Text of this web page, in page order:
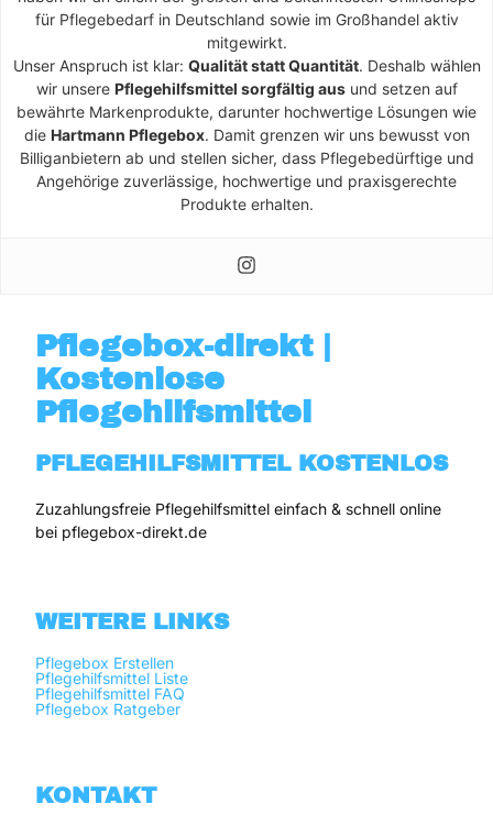
für Pflegebedarf in Deutschland sowie im Großhandel aktiv
mitgewirkt.
Unser Anspruch ist klar: Qualität statt Quantität. Deshalb wählen
wir unsere Pflegehilfsmittel sorgfältig ausund setzen auf
bewährte Markenprodukte, darunter hochwertige Lösungen wie
die Hartmann Pflegebox. Damit grenzen wir uns bewusst von
Billiganbietern ab und stellen sicher, dass Pflegebedürftige und
Angehörige zuverlässige, hochwertige und praxisgerechte
Produkte erhalten.
Pflegebox-direkt |
Kostenlose
Pflegehilfsmittel
PFLEGEHILFSMITTEL KOSTENLOS
Zuzahlungsfreie Pflegehilfsmittel einfach & schnell online
bei pflegebox-direkt.de
WEITERE LINKS
Pflegebox Erstellen
Pflegehilfsmittel Liste
Pflegehilfsmittel FAQ
Pflegebox Ratgeber
KONTAKT